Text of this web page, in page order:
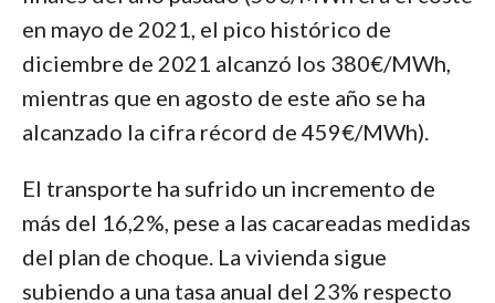
en mayo de 2021, el pico histórico de
diciembre de 2021 alcanzó los 380€/MWh,
mientras que en agosto de este año se ha
alcanzado la cifra récord de 459€/MWh).
El transporte ha sufrido un incremento de
más del 16,2%, pese a las cacareadas medidas
del plan de choque. La vivienda sigue
subiendo a una tasa anual del 23% respecto